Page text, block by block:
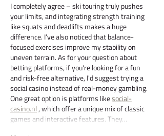
I completely agree – ski touring truly pushes
your limits, and integrating strength training
like squats and deadlifts makes a huge
difference. I’ve also noticed that balance-
focused exercises improve my stability on
uneven terrain. As for your question about
betting platforms, if you're looking for a fun
and risk-free alternative, I'd suggest trying a
social casino instead of real-money gambling.
One great option is platforms like social-
casino.nl , which offer a unique mix of classic
games and interactive features. They…